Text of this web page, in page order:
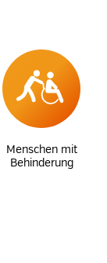
Menschen mit
Behinderung